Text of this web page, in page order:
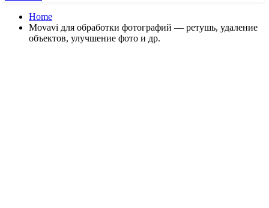
Home
Movavi для обработки фотографий — ретушь, удаление
объектов, улучшение фото и др.